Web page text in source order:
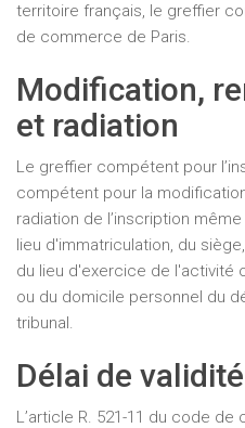
territoire français, le greffier
de commerce de Paris.
Modification,
et radiation
Le greffier compétent pour
compétent pour la
radiation de l’inscription
lieu d'immatriculation, du
du lieu d'exercice de l'activité
ou du domicile personnel du
tribunal.
Délai de
L’article R. 521-11 du code